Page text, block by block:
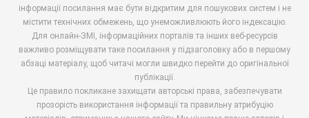
інформації посилання має бути відкритим для пошукових систем і не
містити технічних обмежень, що унеможливлюють його індексацію.
Для онлайн-ЗМІ, інформаційних порталів та інших веб-ресурсів
важливо розміщувати таке посилання у підзаголовку або в першому
абзаці матеріалу, щоб читачі могли швидко перейти до оригінальної
публікації.
Це правило покликане захищати авторські права, забезпечувати
прозорість використання інформації та правильну атрибуцію